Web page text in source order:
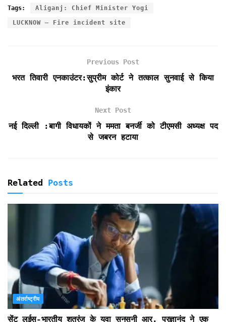
c
e
i
t
a
i
i
i
i
e
n
l
a
r
Tags: Aliganj: Chief Minister Yogi
LUCKNOW – Fire incident site
Previous Post
भरत तिवारी एनकाउंटर:सुप्रीम कोर्ट ने तत्काल सुनवाई से किया
इंकार
Next Post
नई दिल्ली :बागी विधायकों ने ममता बनर्जी को टीएमसी अध्यक्ष पद
से जबरन हटाया
Related Posts
अंतर्राष्ट्रीय
सेंट लुईस-भारतीय शतरंज के युवा सनसनी आर. प्रज्ञानंद ने एक